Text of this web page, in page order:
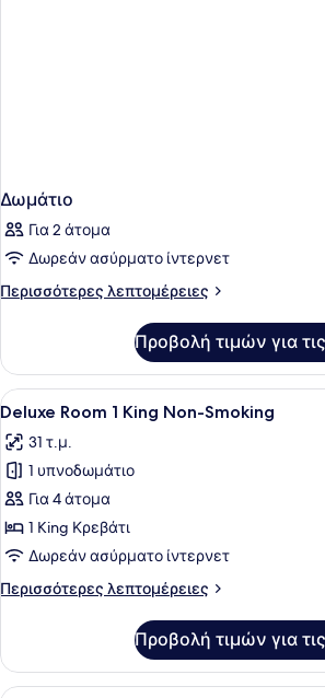
Δωμάτιο
Για 2 άτομα
Δωρεάν ασύρματο ίντερνετ
Περισσότερες λεπτομέρειες
Περισσότερες
Προβολή τιμών για
Προβολή
όλων
των
φωτογραφιών
για
Deluxe
Room
1
King
Ένα
6
Deluxe Room 1 King Non-Smoking
31 τ.μ.
1 υπνοδωμάτιο
Για 4 άτομα
1 King Κρεβάτι
Δωρεάν ασύρματο ίντερνετ
Περισσότερες λεπτομέρειες
Περισσότερες
Room
Προβολή τιμών για